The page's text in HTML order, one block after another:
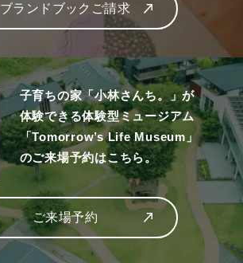
ブランドブックご請求
子育ちの家「小林さんち。」が
体験できる体験型ミュージアム
「Tomorrow’s Life Museum」
のご来場予約はこちら。
ご来場予約